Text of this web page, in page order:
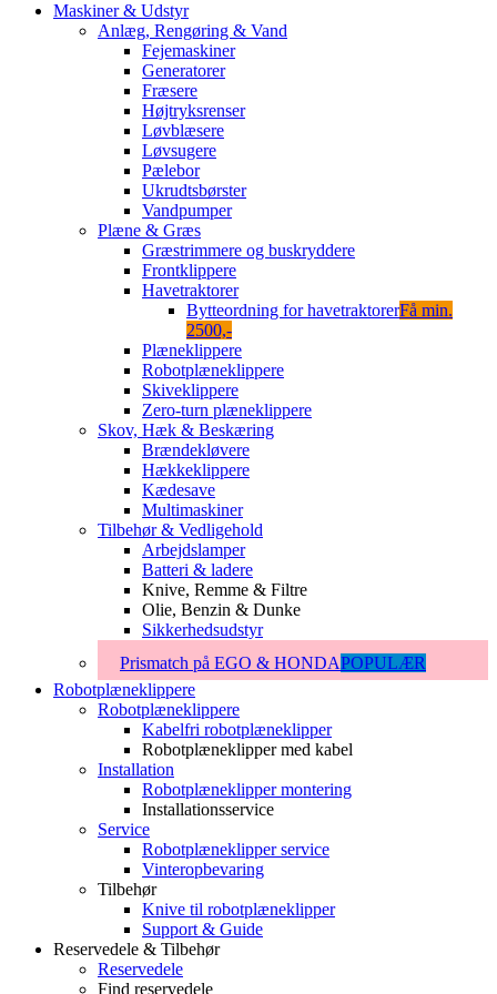
Maskiner & Udstyr
Anlæg, Rengøring & Vand
Fejemaskiner
Generatorer
Fræsere
Højtryksrenser
Løvblæsere
Løvsugere
Pælebor
Ukrudtsbørster
Vandpumper
Plæne & Græs
Græstrimmere og buskryddere
Frontklippere
Havetraktorer
Bytteordning for havetraktorerFå min.
2500,-
Plæneklippere
Robotplæneklippere
Skiveklippere
Zero-turn plæneklippere
Skov, Hæk & Beskæring
Brændekløvere
Hækkeklippere
Kædesave
Multimaskiner
Tilbehør & Vedligehold
Arbejdslamper
Batteri & ladere
Knive, Remme & Filtre
Olie, Benzin & Dunke
Sikkerhedsudstyr
Prismatch på EGO & HONDAPOPULÆR
Robotplæneklippere
Robotplæneklippere
Kabelfri robotplæneklipper
Robotplæneklipper med kabel
Installation
Robotplæneklipper montering
Installationsservice
Service
Robotplæneklipper service
Vinteropbevaring
Tilbehør
Knive til robotplæneklipper
Support & Guide
Reservedele & Tilbehør
Reservedele
Find reservedele